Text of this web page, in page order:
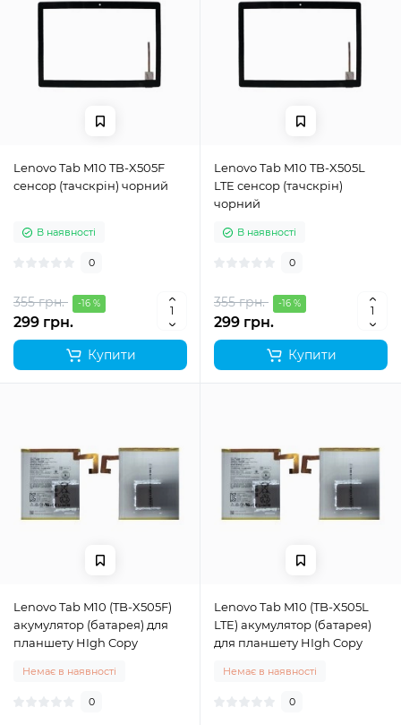
Lenovo Tab M10 TB-X505F
сенсор (тачскрін) чорний
В наявності
0
355 грн. -16 %
299 грн.
Купити
Lenovo Tab M10 TB-X505L
LTE сенсор (тачскрін)
чорний
В наявності
0
355 грн. -16 %
299 грн.
Купити
Lenovo Tab M10 (TB-X505F)
акумулятор (батарея) для
планшету HIgh Copy
Немає в наявності
0
Lenovo Tab M10 (TB-X505L
LTE) акумулятор (батарея)
для планшету HIgh Copy
Немає в наявності
0